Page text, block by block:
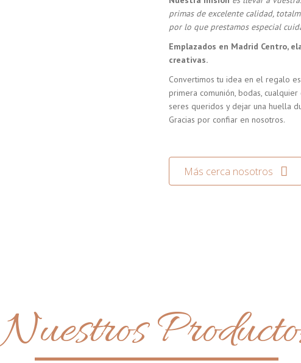
primas de excelente calidad,
por lo que prestamos especial
Emplazados en Madrid Centro,
creativas.
Convertimos tu idea en el regalo
primera comunión, bodas,
seres queridos y dejar una huella
Gracias por confiar en nosotros.
Más cerca nosotros
Nuestros